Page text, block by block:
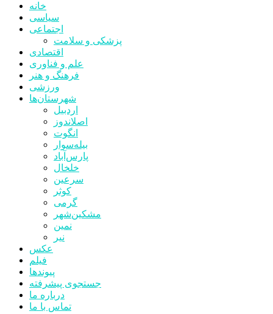
خانه
سیاسی
اجتماعی
پزشکی و سلامت
اقتصادی
علم و فناوری
فرهنگ و هنر
ورزشی
شهرستان‌ها
اردبیل
اصلاندوز
انگوت
بیله‌سوار
پارس‌آباد
خلخال
سرعین
کوثر
گرمی
مشکین‌شهر
نمین
نیر
عکس
فیلم
پیوندها
جستجوی پیشرفته
درباره ما
تماس با ما